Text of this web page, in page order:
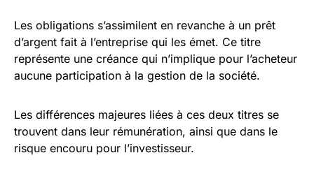
Les obligations s’assimilent en revanche à un prêt
d’argent fait à l’entreprise qui les émet. Ce titre
représente une créance qui n’implique pour l’acheteur
aucune participation à la gestion de la société.
Les différences majeures liées à ces deux titres se
trouvent dans leur rémunération, ainsi que dans le
risque encouru pour l’investisseur.